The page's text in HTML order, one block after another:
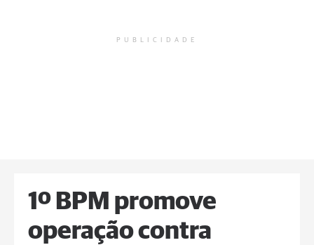
PUBLICIDADE
1º BPM promove
operação contra